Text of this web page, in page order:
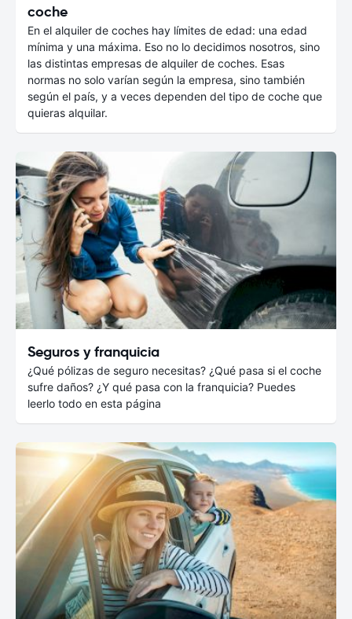
coche
En el alquiler de coches hay límites de edad: una edad
mínima y una máxima. Eso no lo decidimos nosotros, sino
las distintas empresas de alquiler de coches. Esas
normas no solo varían según la empresa, sino también
según el país, y a veces dependen del tipo de coche que
quieras alquilar.
Seguros y franquicia
¿Qué pólizas de seguro necesitas? ¿Qué pasa si el coche
sufre daños? ¿Y qué pasa con la franquicia? Puedes
leerlo todo en esta página